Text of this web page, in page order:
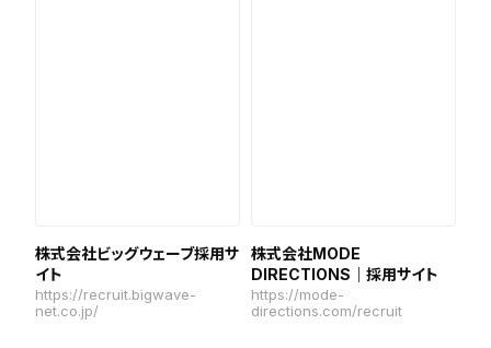
株式会社ビッグウェーブ採用サ
イト
https://recruit.bigwave-
net.co.jp/
株式会社MODE
DIRECTIONS｜採用サイト
https://mode-
directions.com/recruit